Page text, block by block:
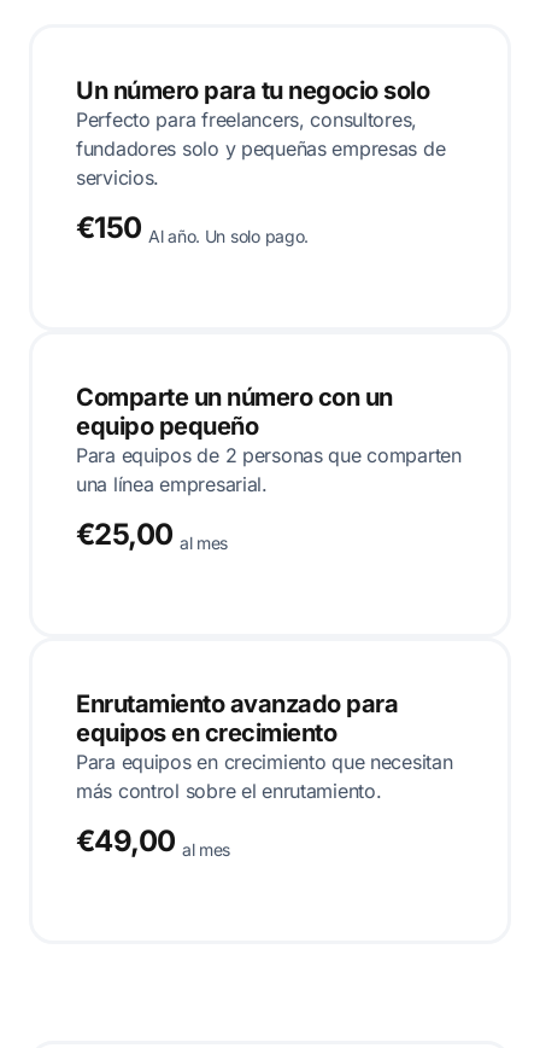
Un número para tu negocio solo
Perfecto para freelancers, consultores,
fundadores solo y pequeñas empresas de
servicios.
€150 Al año. Un solo pago.
Comparte un número con un
equipo pequeño
Para equipos de 2 personas que comparten
una línea empresarial.
€25,00 al mes
Enrutamiento avanzado para
equipos en crecimiento
Para equipos en crecimiento que necesitan
más control sobre el enrutamiento.
€49,00 al mes